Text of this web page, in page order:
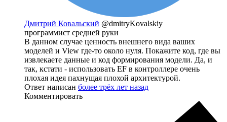
Дмитрий Ковальский @dmitryKovalskiy
программист средней руки
В данном случае ценность внешнего вида ваших
моделей и View где-то около нуля. Покажите код, где вы
извлекаете данные и код формирования модели. Да, и
так, кстати - использовать EF в контроллере очень
плохая идея пахнущая плохой архитектурой.
Ответ написан более трёх лет назад
Комментировать